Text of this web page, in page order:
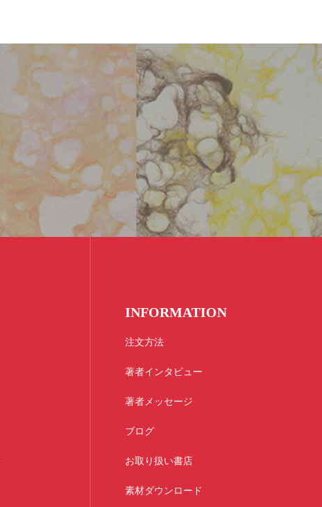
INFORMATION
注文方法
著者インタビュー
著者メッセージ
ブログ
お取り扱い書店
素材ダウンロード